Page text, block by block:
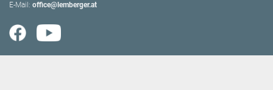
E-Mail: office@lemberger.at